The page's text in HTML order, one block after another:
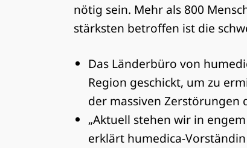
nötig sein. Mehr als 800
stärksten betroffen ist die
Das Länderbüro von
Region geschickt, um zu
der massiven Zerstörungen
„Aktuell stehen wir in
erklärt humedica-